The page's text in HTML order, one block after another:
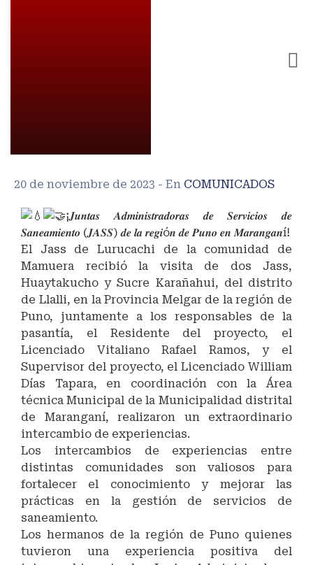
20 de noviembre de 2023 - En COMUNICADOS
¡𝑱𝒖𝒏𝒕𝒂𝒔 𝑨𝒅𝒎𝒊𝒏𝒊𝒔𝒕𝒓𝒂𝒅𝒐𝒓𝒂𝒔 𝒅𝒆 𝑺𝒆𝒓𝒗𝒊𝒄𝒊𝒐𝒔 𝒅𝒆
𝑺𝒂𝒏𝒆𝒂𝒎𝒊𝒆𝒏𝒕𝒐 (𝑱𝑨𝑺𝑺) 𝒅𝒆 𝒍𝒂 𝒓𝒆𝒈𝒊ó𝒏 𝒅𝒆 𝑷𝒖𝒏𝒐 𝒆𝒏 𝑴𝒂𝒓𝒂𝒏𝒈𝒂𝒏í!
El Jass de Lurucachi de la comunidad de
Mamuera recibió la visita de dos Jass,
Huaytakucho y Sucre Karañahui, del distrito
de Llalli, en la Provincia Melgar de la región de
Puno, juntamente a los responsables de la
pasantía, el Residente del proyecto, el
Licenciado Vitaliano Rafael Ramos, y el
Supervisor del proyecto, el Licenciado William
Días Tapara, en coordinación con la Área
técnica Municipal de la Municipalidad distrital
de Maranganí, realizaron un extraordinario
intercambio de experiencias.
Los intercambios de experiencias entre
distintas comunidades son valiosos para
fortalecer el conocimiento y mejorar las
prácticas en la gestión de servicios de
saneamiento.
Los hermanos de la región de Puno quienes
tuvieron una experiencia positiva del